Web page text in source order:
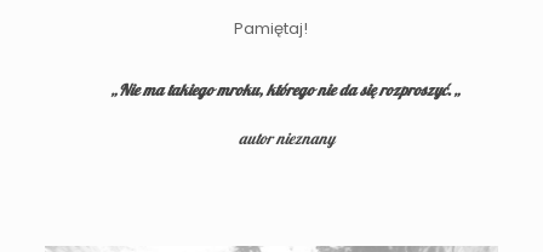
Pamiętaj!
„Nie ma ta­kiego mro­ku, które­go nie da się rozproszyć. „
autor nieznany